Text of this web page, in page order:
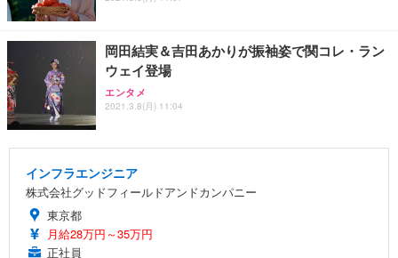
岡田結実＆吉田あかりが振袖姿で関コレ・ラン
ウェイ登場
エンタメ
2021.3.8(月) 11:04
インフラエンジニア
株式会社グッドフィールドアンドカンパニー
東京都
月給28万円～35万円
正社員